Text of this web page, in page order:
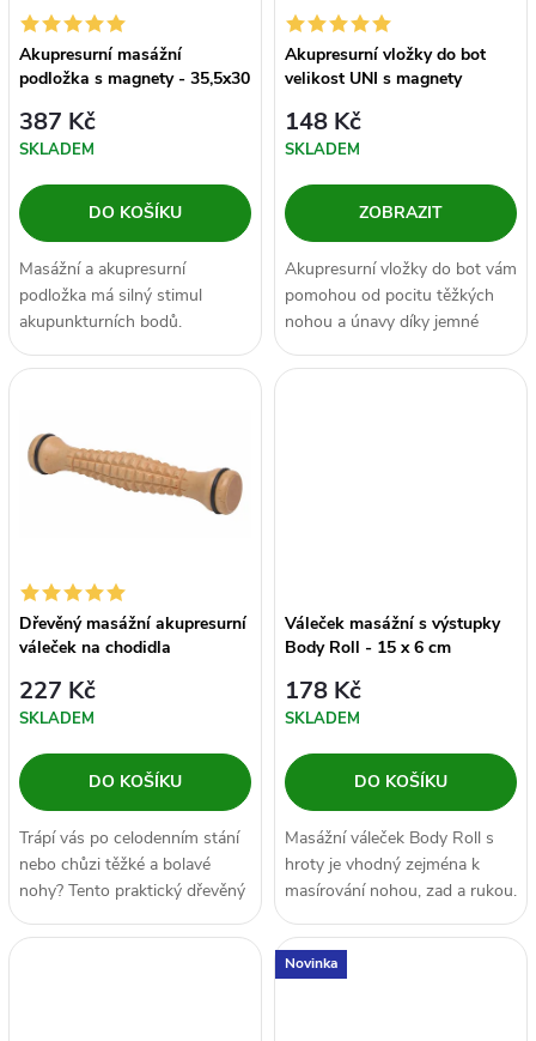
í
p
r
o
d
u
k
t
s
p
r
o
d
u
k
t
Akupresurní masážní
podložka s magnety - 35,5x30
387 Kč
SKLADEM
DO KOŠÍKU
Masážní a akupresurní
podložka má silný stimul
akupunkturních bodů.
Pošlapáváním na
podložce docílíte vzpružení...
Akupresurní vložky do bot
velikost UNI s magnety
148 Kč
SKLADEM
ZOBRAZIT
Akupresurní vložky do bot vám
pomohou od pocitu těžkých
nohou a únavy díky jemné
stimulaci reflexních zón při
každém...
Dřevěný masážní akupresurní
váleček na chodidla
227 Kč
SKLADEM
DO KOŠÍKU
Trápí vás po celodenním stání
nebo chůzi těžké a bolavé
nohy? Tento praktický dřevěný
masážní akupresurní váleček
na...
Váleček masážní s výstupky
Body Roll - 15 x 6 cm
178 Kč
SKLADEM
DO KOŠÍKU
Masážní váleček Body Roll s
hroty je vhodný zejména k
masírování nohou, zad a rukou.
Kuželovité měkké hroty
jemně...
Novinka